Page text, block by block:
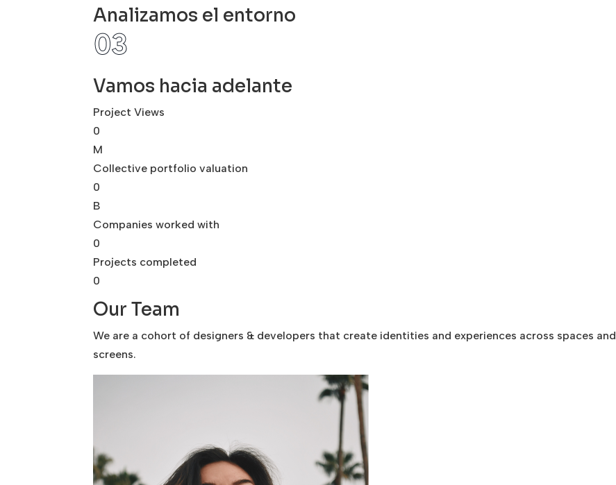
Analizamos el entorno
Vamos hacia adelante
Project Views
0
M
Collective portfolio valuation
0
B
Companies worked with
0
Projects completed
0
Our Team
We are a cohort of designers & developers that create identities and experiences across spaces and
screens.